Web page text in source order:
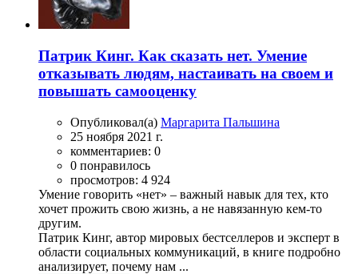
Патрик Кинг. Как сказать нет. Умение
отказывать людям, настаивать на своем и
повышать самооценку
Опубликовал(а) Маргарита Пальшина
25 ноября 2021 г.
комментариев: 0
0 понравилось
просмотров: 4 924
Умение говорить «нет» – важный навык для тех, кто
хочет прожить свою жизнь, а не навязанную кем-то
другим.
Патрик Кинг, автор мировых бестселлеров и эксперт в
области социальных коммуникаций, в книге подробно
анализирует, почему нам ...